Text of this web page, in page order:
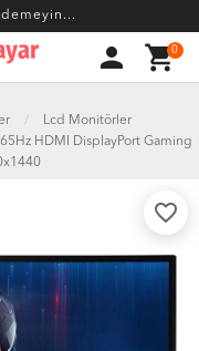
person shopping_cart0
Lcd Monitörler
HDMI DisplayPort Gaming
favorite_border